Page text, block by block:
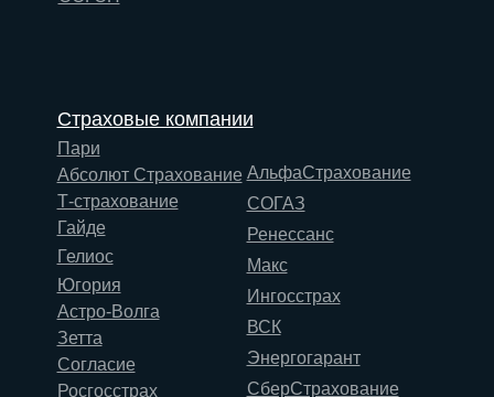
АльфаСтрахование
СОГАЗ
Ренессанс
Макс
Ингосстрах
ВСК
Энергогарант
СберСтрахование
Страховые компании
Пари
Абсолют Страхование
Т-страхование
Гайде
Гелиос
Югория
Астро-Волга
Зетта
Согласие
Росгосстрах